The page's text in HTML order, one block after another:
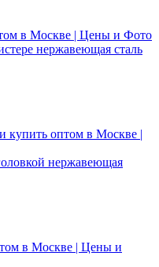
нержавеющая сталь
нержавеющая